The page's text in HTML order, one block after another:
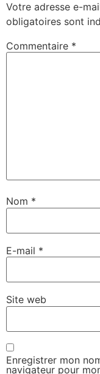
Votre adresse e-
obligatoires sont
Commentaire *
Nom *
E-mail *
Site web
Enregistrer mon
navigateur pour